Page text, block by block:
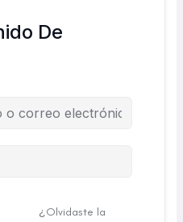
De
¿Olvidaste la